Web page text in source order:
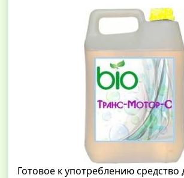
Готовое к употреблению средство